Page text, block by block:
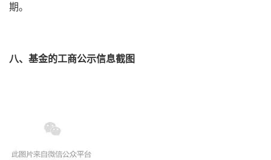
期。
八、基金的工商公示信息截图